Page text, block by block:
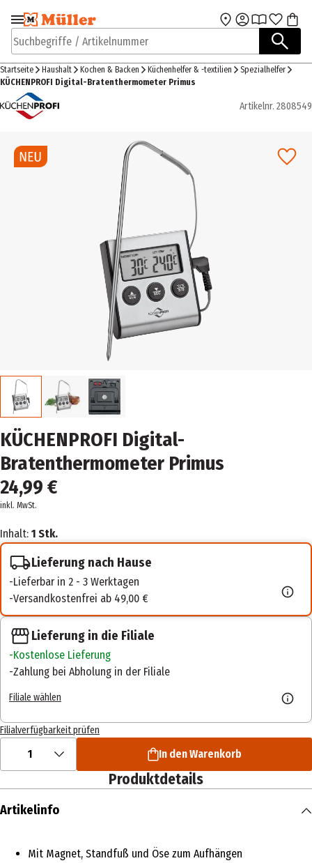
Zur Navigation
springen
Zum Hauptinhalt
Suchbegriffe / Artikelnummer
Startseite Haushalt Kochen & Backen Küchenhelfer & -textilien
Spezialhelfer
KÜCHENPROFI Digital-Bratenthermometer Primus
Artikelnr. 2808549
KÜCHENPROFI Digital-
Bratenthermometer Primus
24,99 €
inkl. MwSt.
Inhalt: 1 Stk.
Lieferung nach Hause
Lieferbar in 2 - 3 Werktagen
Versandkostenfrei ab 49,00 €
Lieferung in die Filiale
Kostenlose Lieferung
Zahlung bei Abholung in der Filiale
Filiale wählen
Filialverfügbarkeit prüfen
1 In den Warenkorb
Produktdetails
Artikelinfo
Mit Magnet, Standfuß und Öse zum Aufhängen